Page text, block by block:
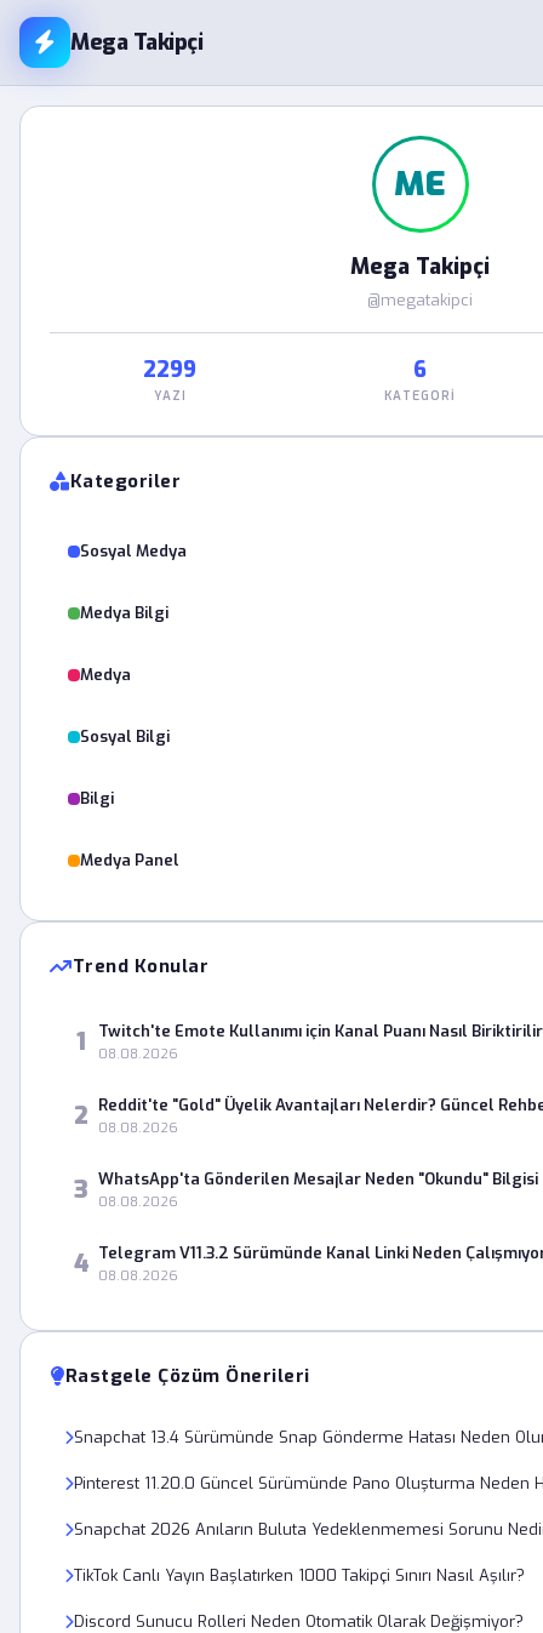
Mega Takipçi
ME
Mega Takipçi
@megatakipci
2299
YAZI
6
KATEGORI
Kategoriler
Sosyal Medya
Medya Bilgi
Medya
Sosyal Bilgi
Bilgi
Medya Panel
Trend Konular
1 Twitch'te Emote Kullanımı için Kanal Puanı Nasıl
08.08.2026
2 Reddit'te "Gold" Üyelik Avantajları Nelerdir? Güncel
08.08.2026
3 WhatsApp'ta Gönderilen Mesajlar Neden "Okundu" Bilgisi
08.08.2026
4 Telegram V11.3.2 Sürümünde Kanal Linki Neden
08.08.2026
Rastgele Çözüm Önerileri
Snapchat 13.4 Sürümünde Snap Gönderme Hatası Neden
Pinterest 11.20.0 Güncel Sürümünde Pano Oluşturma Neden
Snapchat 2026 Anıların Buluta Yedeklenmemesi Sorunu
TikTok Canlı Yayın Başlatırken 1000 Takipçi Sınırı Nasıl Aşılır?
Discord Sunucu Rolleri Neden Otomatik Olarak Değişmiyor?